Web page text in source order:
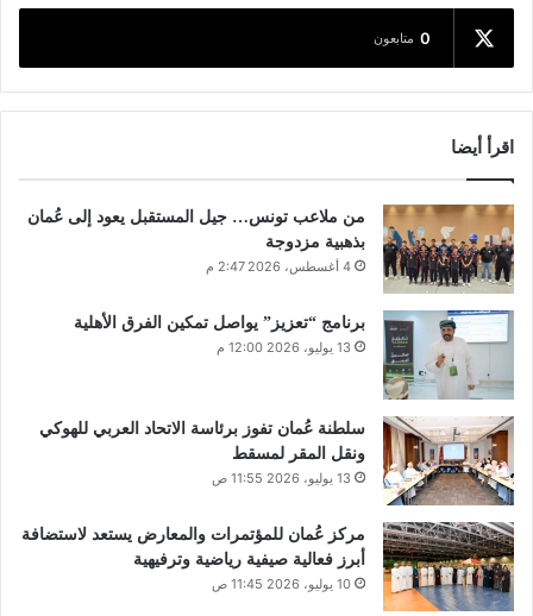
0 متابعون
اقرأ أيضا
من ملاعب تونس… جيل المستقبل يعود إلى عُمان
بذهبية مزدوجة
4 أغسطس، 2026 2:47 م
برنامج “تعزيز” يواصل تمكين الفرق الأهلية
13 يوليو، 2026 12:00 م
سلطنة عُمان تفوز برئاسة الاتحاد العربي للهوكي
ونقل المقر لمسقط
13 يوليو، 2026 11:55 ص
مركز عُمان للمؤتمرات والمعارض يستعد لاستضافة
أبرز فعالية صيفية رياضية وترفيهية
10 يوليو، 2026 11:45 ص